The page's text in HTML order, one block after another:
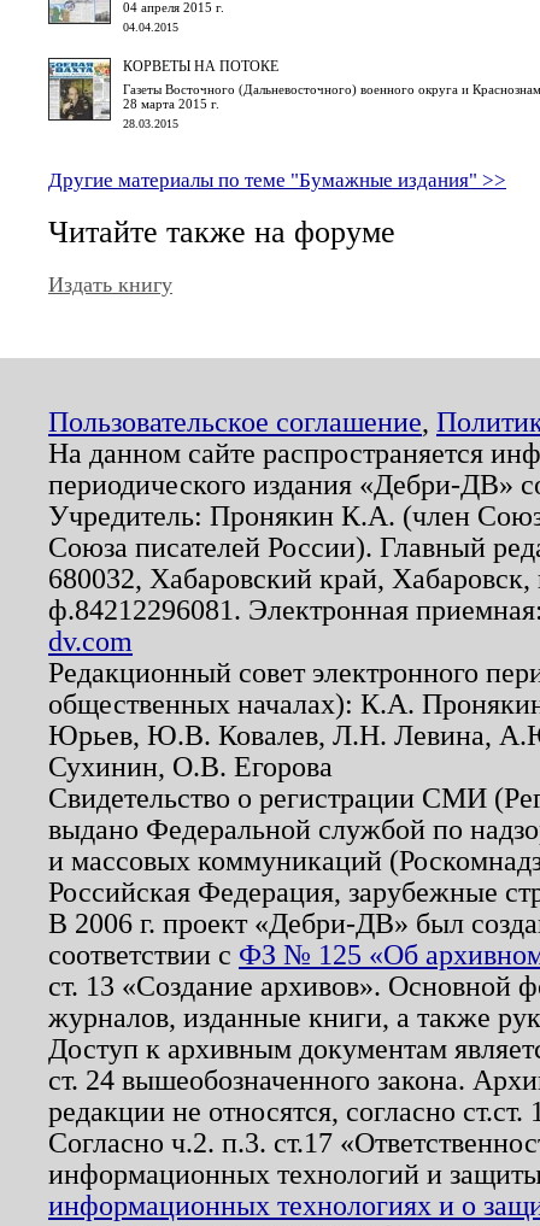
04 апреля 2015 г.
04.04.2015
КОРВЕТЫ НА ПОТОКЕ
Газеты Восточного (Дальневосточного) военного округа и
28 марта 2015 г.
28.03.2015
Другие материалы по теме "Бумажные издания" >>
Читайте также на форуме
Издать книгу
Пользовательское соглашение,
На данном сайте распространяется
периодического издания «Дебри-ДВ»
Учредитель: Пронякин К.А. (член
Союза писателей России). Главный
680032, Хабаровский край,
ф.84212296081. Электронная
dv.com
Редакционный совет электронного
общественных началах): К.А.
Юрьев, Ю.В. Ковалев, Л.Н. Левина,
Сухинин, О.В. Егорова
Свидетельство о регистрации СМИ
выдано Федеральной службой по
и массовых коммуникаций
Российская Федерация, зарубежные
В 2006 г. проект «Дебри-ДВ» был
соответствии с ФЗ № 125 «Об
ст. 13 «Создание архивов». Основной
журналов, изданные книги, а также
Доступ к архивным документам
ст. 24 вышеобозначенного закона.
редакции не относятся, согласно
Согласно ч.2. п.3. ст.17
информационных технологий и
информационных технологиях и о